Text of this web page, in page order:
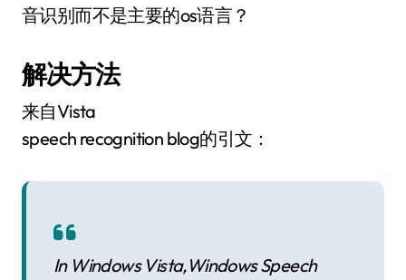
音识别而不是主要的os语言？
解决方法
来自Vista
speech recognition blog的引文：
In Windows Vista,Windows Speech